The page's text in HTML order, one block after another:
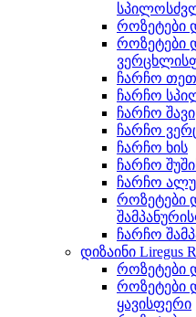
როზეტები
როზეტები
ჩარჩო
ჩარჩო
ჩარჩო შავი
ჩარჩო
ჩარჩო ხის
ჩარჩო
ჩარჩო
როზეტები
ჩარჩო
დიზაინი Liregus
როზეტები
როზეტები
ყავისფერი